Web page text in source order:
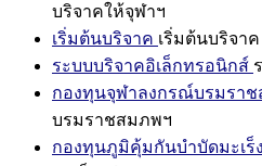
บริจาคให้จุฬาฯ
เริ่มต้นบริจาค เริ่มต้นบริจาค
ระบบบริจาคอิเล็กทรอนิกส์
กองทุนจุฬาลงกรณ์บรมรา
บรมราชสมภพฯ
กองทุนภูมิคุ้มกันบำบัดมะเร็